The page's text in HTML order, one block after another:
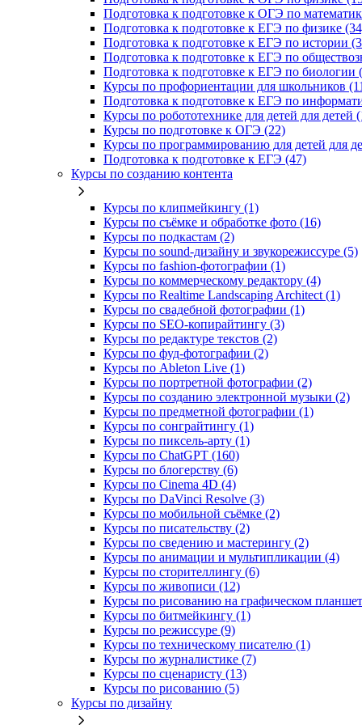
Подготовка к подготовке к ОГЭ по
Подготовка к подготовке к ЕГЭ по физике
Подготовка к подготовке к ЕГЭ по истории
Подготовка к подготовке к ЕГЭ по
Подготовка к подготовке к ЕГЭ по биологии
Курсы по профориентации для школьников
Подготовка к подготовке к ЕГЭ по
Курсы по робототехнике для детей для детей
Курсы по подготовке к ОГЭ (22)
Курсы по программированию для детей для
Подготовка к подготовке к ЕГЭ (47)
Курсы по созданию контента
Курсы по клипмейкингу (1)
Курсы по съёмке и обработке фото (16)
Курсы по подкастам (2)
Курсы по sound-дизайну и звукорежиссуре (5)
Курсы по fashion-фотографии (1)
Курсы по коммерческому редактору (4)
Курсы по Realtime Landscaping Architect (1)
Курсы по свадебной фотографии (1)
Курсы по SEO-копирайтингу (3)
Курсы по редактуре текстов (2)
Курсы по фуд-фотографии (2)
Курсы по Ableton Live (1)
Курсы по портретной фотографии (2)
Курсы по созданию электронной музыки (2)
Курсы по предметной фотографии (1)
Курсы по сонграйтингу (1)
Курсы по пиксель-арту (1)
Курсы по ChatGPT (160)
Курсы по блогерству (6)
Курсы по Cinema 4D (4)
Курсы по DaVinci Resolve (3)
Курсы по мобильной съёмке (2)
Курсы по писательству (2)
Курсы по сведению и мастерингу (2)
Курсы по анимации и мультипликации (4)
Курсы по сторителлингу (6)
Курсы по живописи (12)
Курсы по рисованию на графическом
Курсы по битмейкингу (1)
Курсы по режиссуре (9)
Курсы по техническому писателю (1)
Курсы по журналистике (7)
Курсы по сценаристу (13)
Курсы по рисованию (5)
Курсы по дизайну